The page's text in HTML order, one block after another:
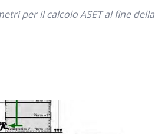
per il calcolo ASET al fine della